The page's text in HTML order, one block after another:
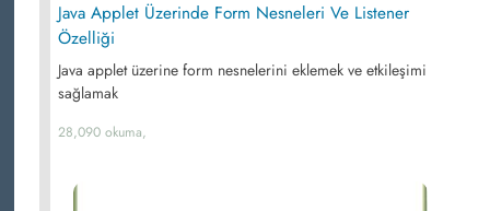
Java Applet Üzerinde Form Nesneleri Ve Listener
Özelliği
Java applet üzerine form nesnelerini eklemek ve etkileşimi
sağlamak
28,090 okuma,